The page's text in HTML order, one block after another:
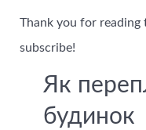
Thank you for
subscribe!
Як
будинок